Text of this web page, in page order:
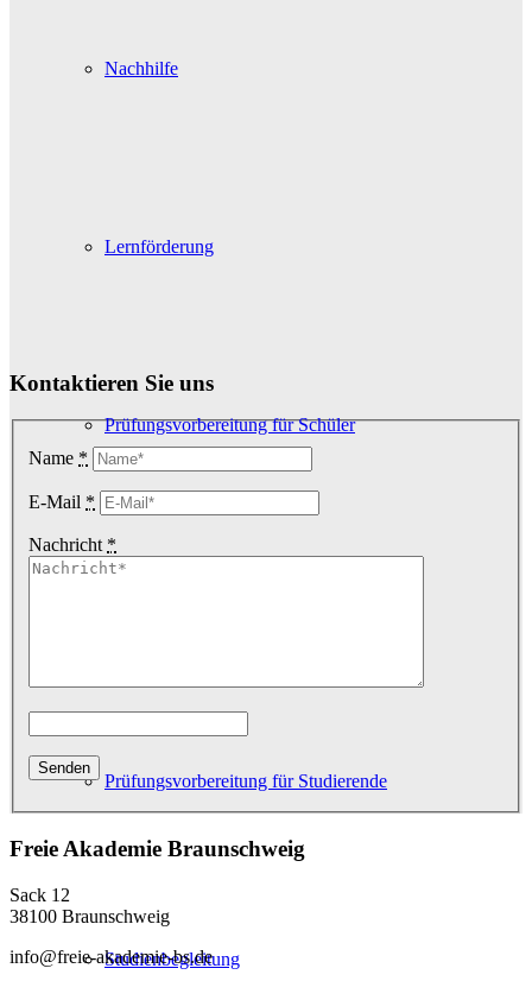
Nachhilfe
Lernförderung
Prüfungsvorbereitung für Schüler
Prüfungsvorbereitung für Studierende
Studienbegleitung
Kontaktieren Sie uns
Name *
E-Mail *
Nachricht *
Freie Akademie Braunschweig
Sack 12
38100 Braunschweig
info@freie-akademie-bs.de